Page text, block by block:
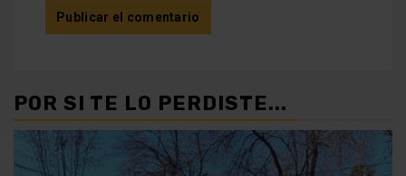
POR SI TE LO PERDISTE...